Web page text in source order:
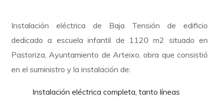
Instalación eléctrica de Baja Tensión de edificio
dedicado a escuela infantil de 1120 m2 situado en
Pastoriza, Ayuntamiento de Arteixo, obra que consistió
en el suministro y la instalación de:
Instalación eléctrica completa, tanto líneas